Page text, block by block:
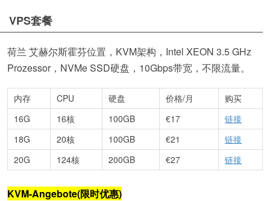
VPS套餐
荷兰 艾赫尔斯霍芬位置，KVM架构，Intel XEON 3.5 GHz
Prozessor，NVMe SSD硬盘，10Gbps带宽，不限流量。
内存 CPU 硬盘 价格/月
购买
16G
16核 100GB €17
链接
18G
20核 100GB €21
链接
20G
124核 200GB €27 链接
KVM-Angebote(限时优惠)